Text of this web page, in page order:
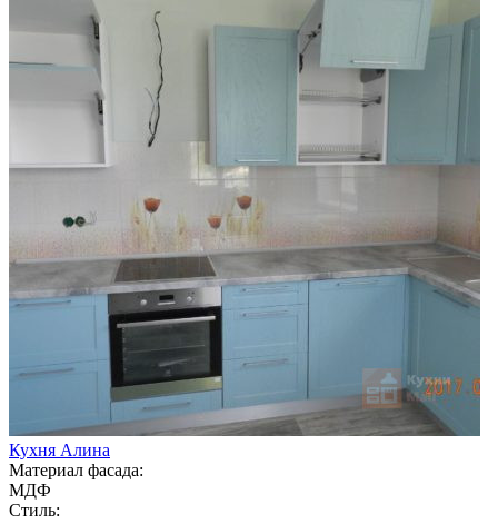
Кухня Алина
Материал фасада:
МДФ
Стиль: